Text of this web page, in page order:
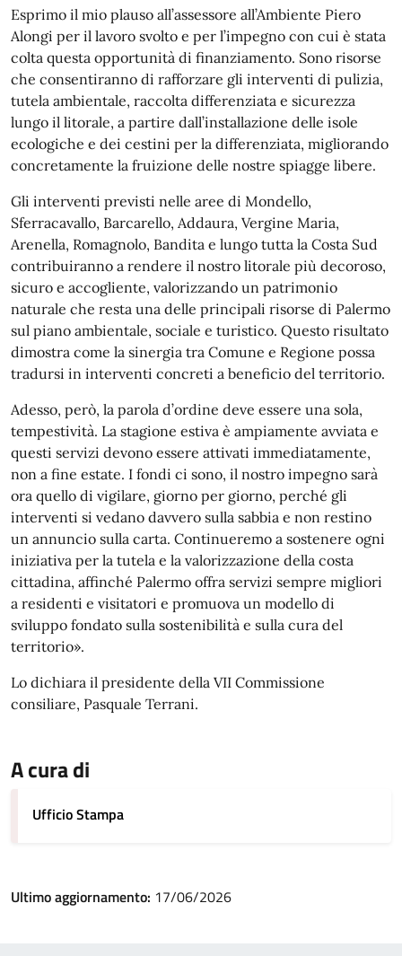
Esprimo il mio plauso all’assessore all’Ambiente Piero
Alongi per il lavoro svolto e per l’impegno con cui è stata
colta questa opportunità di finanziamento. Sono risorse
che consentiranno di rafforzare gli interventi di pulizia,
tutela ambientale, raccolta differenziata e sicurezza
lungo il litorale, a partire dall’installazione delle isole
ecologiche e dei cestini per la differenziata, migliorando
concretamente la fruizione delle nostre spiagge libere.
Gli interventi previsti nelle aree di Mondello,
Sferracavallo, Barcarello, Addaura, Vergine Maria,
Arenella, Romagnolo, Bandita e lungo tutta la Costa Sud
contribuiranno a rendere il nostro litorale più decoroso,
sicuro e accogliente, valorizzando un patrimonio
naturale che resta una delle principali risorse di Palermo
sul piano ambientale, sociale e turistico. Questo risultato
dimostra come la sinergia tra Comune e Regione possa
tradursi in interventi concreti a beneficio del territorio.
Adesso, però, la parola d’ordine deve essere una sola,
tempestività. La stagione estiva è ampiamente avviata e
questi servizi devono essere attivati immediatamente,
non a fine estate. I fondi ci sono, il nostro impegno sarà
ora quello di vigilare, giorno per giorno, perché gli
interventi si vedano davvero sulla sabbia e non restino
un annuncio sulla carta. Continueremo a sostenere ogni
iniziativa per la tutela e la valorizzazione della costa
cittadina, affinché Palermo offra servizi sempre migliori
a residenti e visitatori e promuova un modello di
sviluppo fondato sulla sostenibilità e sulla cura del
territorio».
Lo dichiara il presidente della VII Commissione
consiliare, Pasquale Terrani.
A cura di
Ufficio Stampa
Ultimo aggiornamento: 17/06/2026